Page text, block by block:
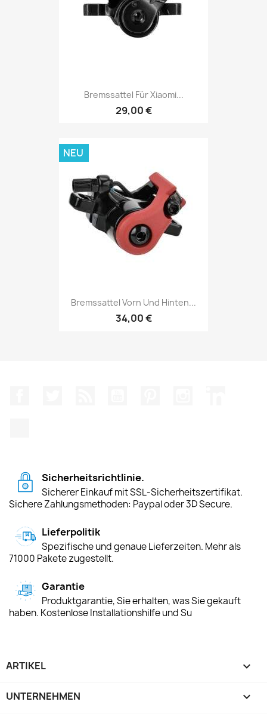
Bremssattel Für Xiaomi...
29,00 €
Bremssattel Vorn Und Hinten...
34,00 €
NEU
Sicherheitsrichtlinie.
Sicherer Einkauf mit SSL-Sicherheitszertifikat.
Sichere Zahlungsmethoden: Paypal oder 3D Secure.
Lieferpolitik
Spezifische und genaue Lieferzeiten. Mehr als
71000 Pakete zugestellt.
Garantie
Produktgarantie, Sie erhalten, was Sie gekauft
haben. Kostenlose Installationshilfe und Su
ARTIKEL 
UNTERNEHMEN 